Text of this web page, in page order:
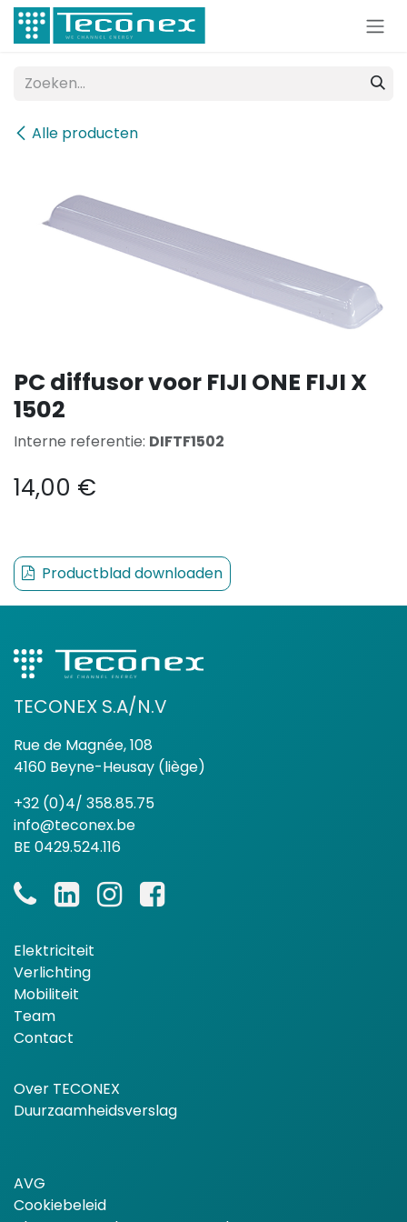
Overslaan naar inhoud
Alle producten
PC diffusor voor FIJI ONE FIJI X
1502
Interne referentie: DIFTF1502
14,00 €
Productblad downloaden
TECONEX S.A/N.V
Rue de Magnée, 108
4160 Beyne-Heusay (liège)
+32 (0)4/ 358.85.75
info@teconex.be
BE 0429.524.116
Elektriciteit
Verlichting
Mobiliteit
Team
Contact
Over TECONEX
Duurzaamheidsverslag
AVG
Cookiebeleid